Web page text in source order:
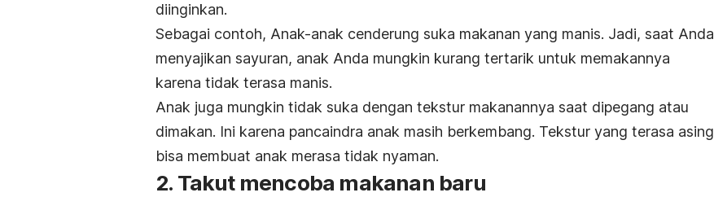
diinginkan.
Sebagai contoh, Anak-anak cenderung suka makanan yang manis. Jadi, saat Anda
menyajikan sayuran, anak Anda mungkin kurang tertarik untuk memakannya
karena tidak terasa manis.
Anak juga mungkin tidak suka dengan tekstur makanannya saat dipegang atau
dimakan. Ini karena pancaindra anak masih berkembang. Tekstur yang terasa asing
bisa membuat anak merasa tidak nyaman.
2. Takut mencoba makanan baru